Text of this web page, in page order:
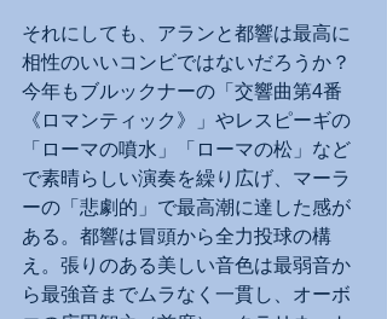
それにしても、アランと都響は最高に
相性のいいコンビではないだろうか？
今年もブルックナーの「交響曲第4番
《ロマンティック》」やレスピーギの
「ローマの噴水」「ローマの松」など
で素晴らしい演奏を繰り広げ、マーラ
ーの「悲劇的」で最高潮に達した感が
ある。都響は冒頭から全力投球の構
え。張りのある美しい音色は最弱音か
ら最強音までムラなく一貫し、オーボ